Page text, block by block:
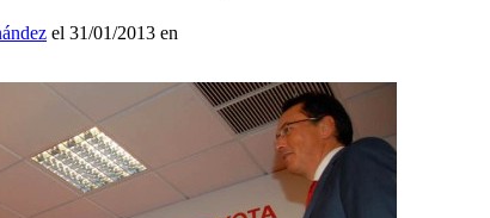
el 31/01/2013 en